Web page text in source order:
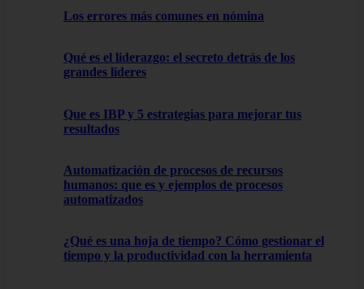
Los errores más comunes en nómina
Qué es el liderazgo: el secreto detrás de los
grandes líderes
Que es IBP y 5 estrategias para mejorar tus
resultados
Automatización de procesos de recursos
humanos: que es y ejemplos de procesos
automatizados
¿Qué es una hoja de tiempo? Cómo gestionar el
tiempo y la productividad con la herramienta